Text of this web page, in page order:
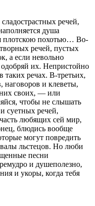
речей,
душа
плотскою похотью… Во-
речей, пустых
а если невольно
их. Непристойно
таких речах. В-третьих,
наговоров и клеветы,
своих, — или
чтобы не слышать
суетных речей,
любящих сей мир,
блюдись вообще
могут повредить
льстецов. Но люби
песни
и душеполезно,
и укоры, когда тебя